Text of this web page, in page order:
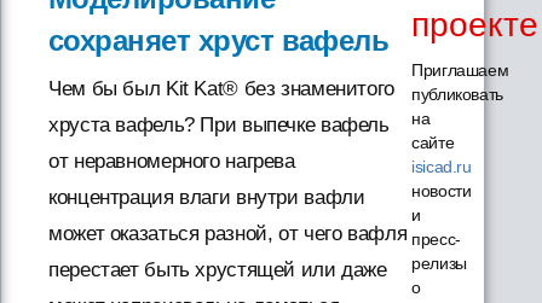
сохраняет хруст вафель
Чем бы был Kit Kat® без знаменитого
хруста вафель? При выпечке вафель
от неравномерного нагрева
концентрация влаги внутри вафли
может оказаться разной, от чего вафля
перестает быть хрустящей или даже
проекте
Приглашаем
публиковать
на
сайте
isicad.ru
новости
и
пресс-
релизы
о